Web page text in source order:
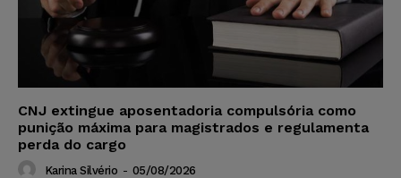
CNJ extingue aposentadoria compulsória como
punição máxima para magistrados e regulamenta
perda do cargo
Karina Silvério - 05/08/2026